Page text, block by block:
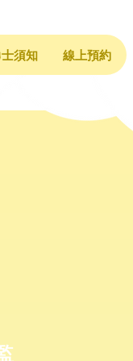
須知 線上預約